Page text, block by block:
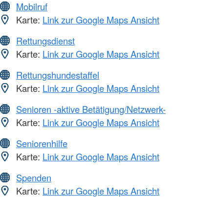
Mobilruf
Karte: Link zur Google Maps Ansicht
Rettungsdienst
Karte: Link zur Google Maps Ansicht
Rettungshundestaffel
Karte: Link zur Google Maps Ansicht
Senioren -aktive Betätigung/Netzwerk-
Karte: Link zur Google Maps Ansicht
Seniorenhilfe
Karte: Link zur Google Maps Ansicht
Spenden
Karte: Link zur Google Maps Ansicht